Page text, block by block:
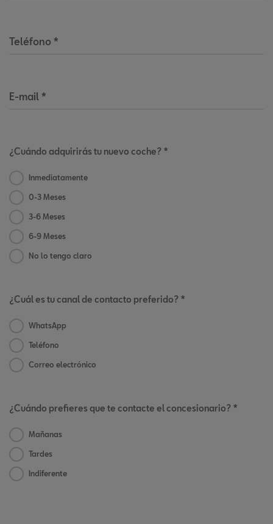
Teléfono *
E-mail *
¿Cuándo adquirirás tu nuevo coche? *
Inmediatamente
0-3 Meses
3-6 Meses
6-9 Meses
No lo tengo claro
¿Cuál es tu canal de contacto preferido? *
WhatsApp
Teléfono
Correo electrónico
¿Cuándo prefieres que te contacte el concesionario? *
Mañanas
Tardes
Indiferente